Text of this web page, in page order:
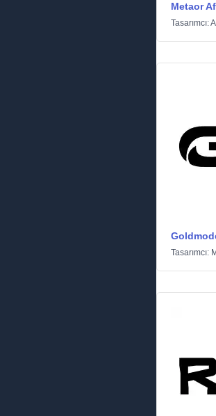
Metaor
Tasarımcı:
Tasarımcı: